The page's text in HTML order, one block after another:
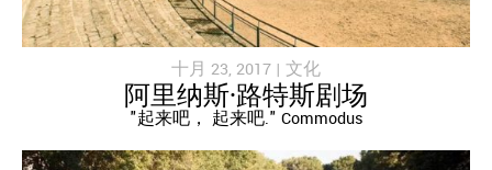
十月 23, 2017 | 文化
阿里纳斯·路特斯剧场
"起来吧， 起来吧." Commodus